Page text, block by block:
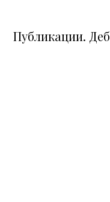
Публикации.